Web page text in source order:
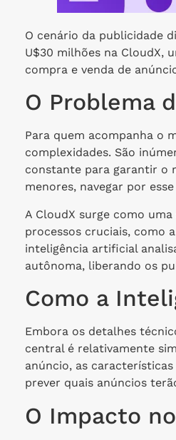
O cenário da publicidade
U$30 milhões na CloudX,
compra e venda de
O Problema
Para quem acompanha o
complexidades. São
constante para garantir o
menores, navegar por
A CloudX surge como
processos cruciais, como
inteligência artificial
autônoma, liberando os
Como a
Embora os detalhes
central é relativamente
anúncio, as
prever quais anúncios
O Impacto